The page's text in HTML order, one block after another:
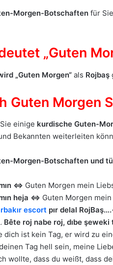
Morgen-Botschaften für
„Guten
„Guten Morgen“ als Rojbaş
Guten Morgen
einige kurdische Guten-
Bekannten weiterleiten
Morgen-Botschaften und
⇔ Guten Morgen mein
heja ⇔ Guten Morgen
escort pır delal Roj
Bête roj nabe roj, dıbe
dich ist kein Tag, er wird zu
Tag hell sein, meine
wollte, dass du weißt, dass